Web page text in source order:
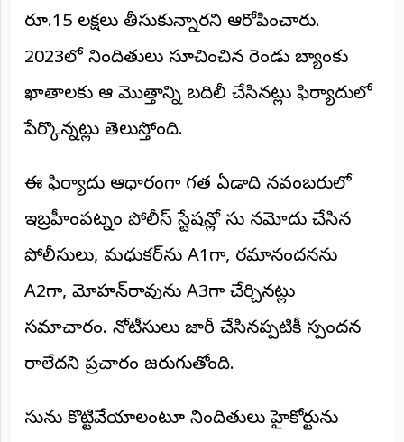
రూ.15 లక్షలు తీసుకున్నారని ఆరోపించారు.
2023లో నిందితులు సూచించిన రెండు బ్యాంకు
ఖాతాలకు ఆ మొత్తాన్ని బదిలీ చేసినట్లు ఫిర్యాదులో
పేర్కొన్నట్లు తెలుస్తోంది.
ఈ ఫిర్యాదు ఆధారంగా గత ఏడాది నవంబరులో
ఇబ్రహీంపట్నం పోలీస్ స్టేషన్లో కేసు నమోదు చేసిన
పోలీసులు, మధుకర్‌ను A1గా, రమానందనను
A2గా, మోహన్‌రావును A3గా చేర్చినట్లు
సమాచారం. నోటీసులు జారీ చేసినప్పటికీ స్పందన
రాలేదని ప్రచారం జరుగుతోంది.
కేసును కొట్టివేయాలంటూ నిందితులు హైకోర్టును